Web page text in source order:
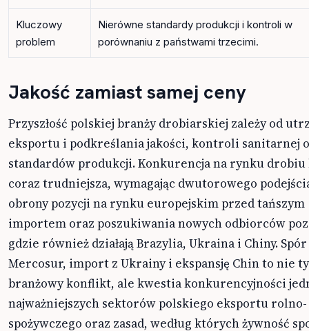
Kluczowy
problem
Nierówne standardy produkcji i kontroli w
porównaniu z państwami trzecimi.
Jakość zamiast samej ceny
Przyszłość polskiej branży drobiarskiej zależy od
eksportu i podkreślania jakości, kontroli sanitarnej
standardów produkcji. Konkurencja na rynku drobiu
coraz trudniejsza, wymagając dwutorowego
obrony pozycji na rynku europejskim przed tańszym
importem oraz poszukiwania nowych odbiorców
gdzie również działają Brazylia, Ukraina i Chiny.
Mercosur, import z Ukrainy i ekspansję Chin to nie
branżowy konflikt, ale kwestia konkurencyjności
najważniejszych sektorów polskiego eksportu rolno-
spożywczego oraz zasad, według których żywność